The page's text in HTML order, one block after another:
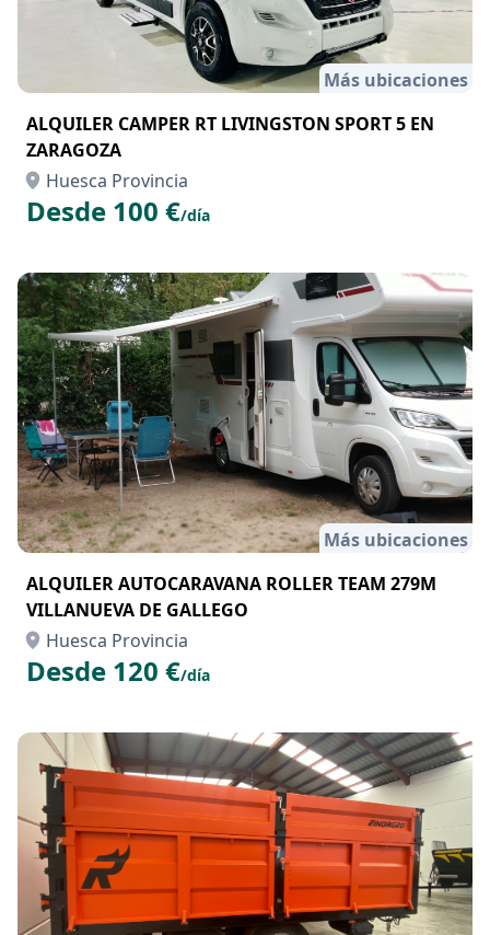
Más ubicaciones
ALQUILER CAMPER RT LIVINGSTON SPORT 5 EN
ZARAGOZA
Huesca Provincia
Desde 100 €/día
Más ubicaciones
ALQUILER AUTOCARAVANA ROLLER TEAM 279M
VILLANUEVA DE GALLEGO
Huesca Provincia
Desde 120 €/día